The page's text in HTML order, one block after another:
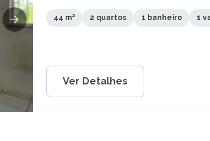
44 m² 2 quartos 1 banheiro 1
Ver Detalhes